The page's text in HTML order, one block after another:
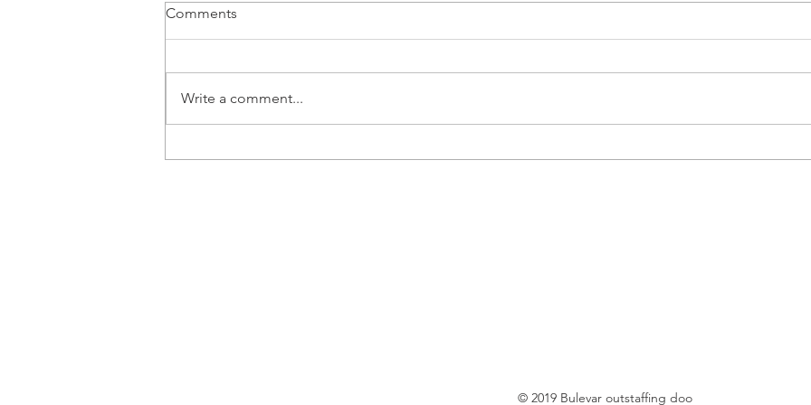
Comments
Write a comment...
© 2019 Bulevar outstaffing doo